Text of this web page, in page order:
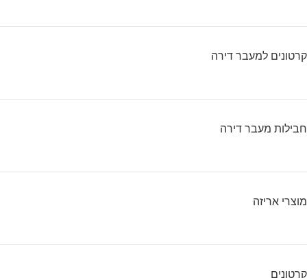
קרטונים למעבר דירה
חבילות מעבר דירה
מוצרי אריזה
קרטונים